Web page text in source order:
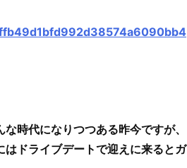
時代になりつつある昨今ですが、
ドライブデートで迎えに来るとガ